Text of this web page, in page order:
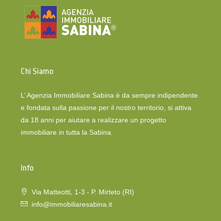
Chi Siamo
L’ Agenzia Immobiliare Sabina è da sempre indipendente
e fondata sulla passione per il nostro territorio, si attiva
da 18 anni per aiutare a realizzare un progetto
immobiliare in tutta la Sabina.
Info
Via Matteotti, 1-3 - P. Mirteto (RI)
info@immobiliaresabina.it